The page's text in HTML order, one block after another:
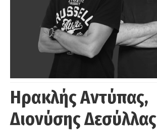
Ηρακλής Αντύπας,
Διονύσης Δεσύλλας